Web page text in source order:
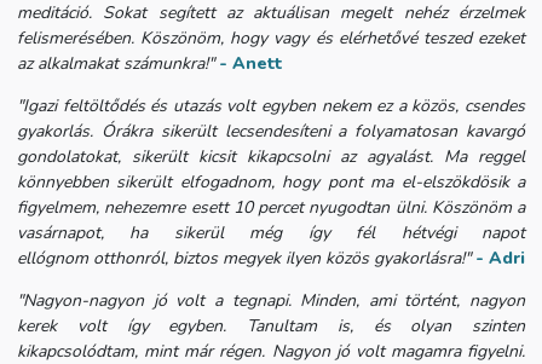
meditáció. Sokat segített az aktuálisan megelt nehéz érzelmek
felismerésében. Köszönöm, hogy vagy és elérhetővé teszed ezeket
az alkalmakat számunkra!"- Anett
"Igazi feltöltődés és utazás volt egyben nekem ez a közös, csendes
gyakorlás. Órákra sikerült lecsendesíteni a folyamatosan kavargó
gondolatokat, sikerült kicsit kikapcsolni az agyalást. Ma reggel
könnyebben sikerült elfogadnom, hogy pont ma el-elszökdösik a
figyelmem, nehezemre esett 10 percet nyugodtan ülni. Köszönöm a
vasárnapot, ha sikerül még így fél hétvégi napot
ellógnom otthonról, biztos megyek ilyen közös gyakorlásra!" - Adri
"Nagyon-nagyon jó volt a tegnapi. Minden, ami történt, nagyon
kerek volt így egyben. Tanultam is, és olyan szinten
kikapcsolódtam, mint már régen. Nagyon jó volt magamra figyelni.